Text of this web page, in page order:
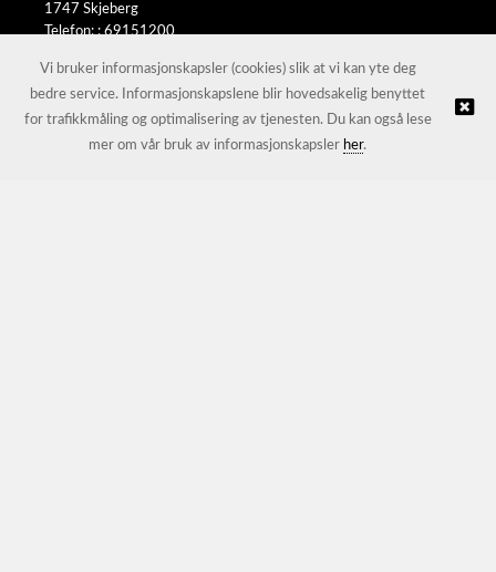
1747 Skjeberg
Telefon: :69151200
© JL Trading AS |Nettbutikk levert av Kréatif
Vi bruker informasjonskapsler (cookies) slik at vi kan yte deg
bedre service. Informasjonskapslene blir hovedsakelig benyttet
for trafikkmåling og optimalisering av tjenesten. Du kan også lese
mer om vår bruk av informasjonskapsler her.